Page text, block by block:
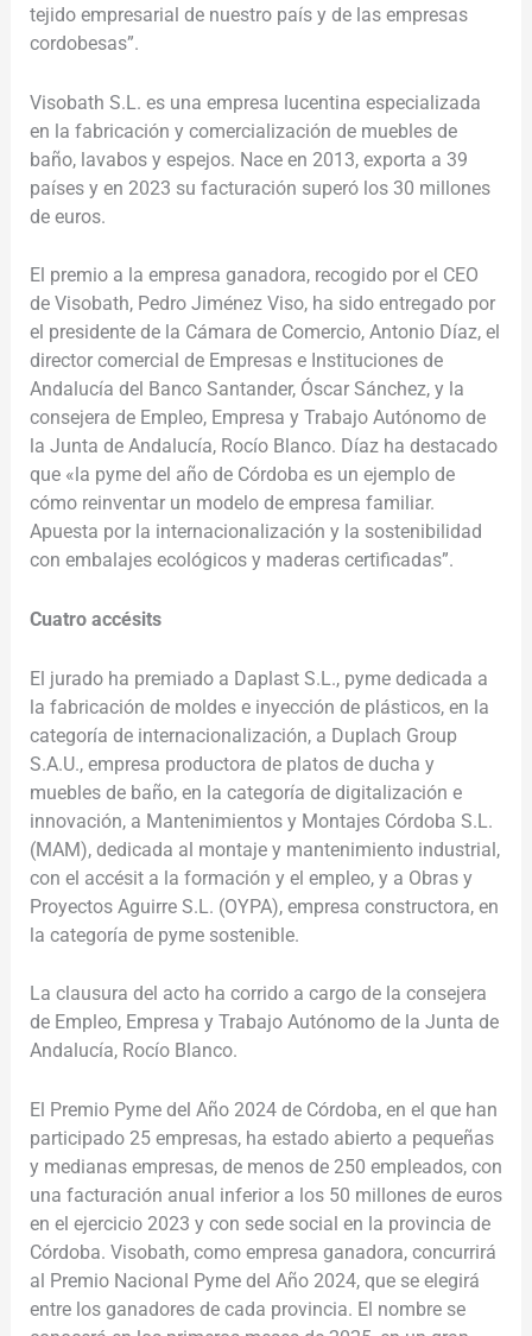
tejido empresarial de nuestro país y de las empresas
cordobesas”.
Visobath S.L. es una empresa lucentina especializada
en la fabricación y comercialización de muebles de
baño, lavabos y espejos. Nace en 2013, exporta a 39
países y en 2023 su facturación superó los 30 millones
de euros.
El premio a la empresa ganadora, recogido por el CEO
de Visobath, Pedro Jiménez Viso, ha sido entregado por
el presidente de la Cámara de Comercio, Antonio Díaz, el
director comercial de Empresas e Instituciones de
Andalucía del Banco Santander, Óscar Sánchez, y la
consejera de Empleo, Empresa y Trabajo Autónomo de
la Junta de Andalucía, Rocío Blanco. Díaz ha destacado
que «la pyme del año de Córdoba es un ejemplo de
cómo reinventar un modelo de empresa familiar.
Apuesta por la internacionalización y la sostenibilidad
con embalajes ecológicos y maderas certificadas”.
Cuatro accésits
El jurado ha premiado a Daplast S.L., pyme dedicada a
la fabricación de moldes e inyección de plásticos, en la
categoría de internacionalización, a Duplach Group
S.A.U., empresa productora de platos de ducha y
muebles de baño, en la categoría de digitalización e
innovación, a Mantenimientos y Montajes Córdoba S.L.
(MAM), dedicada al montaje y mantenimiento industrial,
con el accésit a la formación y el empleo, y a Obras y
Proyectos Aguirre S.L. (OYPA), empresa constructora, en
la categoría de pyme sostenible.
La clausura del acto ha corrido a cargo de la consejera
de Empleo, Empresa y Trabajo Autónomo de la Junta de
Andalucía, Rocío Blanco.
El Premio Pyme del Año 2024 de Córdoba, en el que han
participado 25 empresas, ha estado abierto a pequeñas
y medianas empresas, de menos de 250 empleados, con
una facturación anual inferior a los 50 millones de euros
en el ejercicio 2023 y con sede social en la provincia de
Córdoba. Visobath, como empresa ganadora, concurrirá
al Premio Nacional Pyme del Año 2024, que se elegirá
entre los ganadores de cada provincia. El nombre se